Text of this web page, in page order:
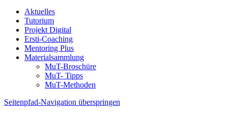
Aktuelles
Tutorium
Projekt Digital
Ersti-Coaching
Mentoring Plus
Materialsammlung
MuT-Broschüre
MuT- Tipps
MuT-Methoden
Seitenpfad-Navigation überspringen